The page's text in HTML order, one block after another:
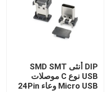
DIP أنثى SMD SMT
USB نوع C موصلات
Micro USB وعاء 24Pin